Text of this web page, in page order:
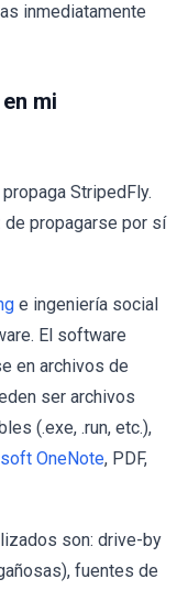
inmediatamente
mi
StripedFly.
de propagarse por sí
e ingeniería social
El software
en archivos de
ser archivos
(.exe, .run, etc.),
OneNote, PDF,
son: drive-by
fuentes de